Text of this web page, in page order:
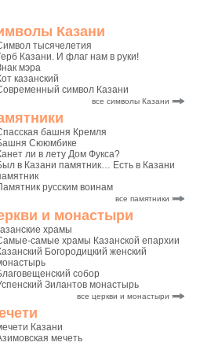
Казани
тысячелетия
Казани. И флаг нам в руки!
мэра
казанский
символ Казани
все символы Казани
башня Кремля
Сююмбике
ли в лету Дом Фукса?
в Казани памятник… Есть в Казани
русским воинам
все памятники
и монастыри
храмы
самые храмы Казанской епархии
Богородицкий женский
собор
Зилантов монастырь
все церкви и монастыри
Казани
мечеть